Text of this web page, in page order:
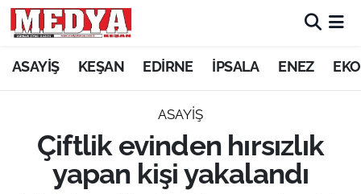
ASAYİŞ KEŞAN EDİRNE İPSALA ENEZ
ASAYİŞ
Çiftlik evinden hırsızlık
yapan kişi yakalandı
KEŞAN
ASAYİŞ
SİYASET